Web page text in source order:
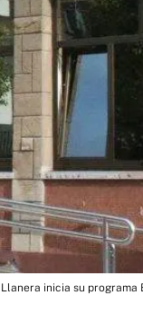
Llanera inicia su programa